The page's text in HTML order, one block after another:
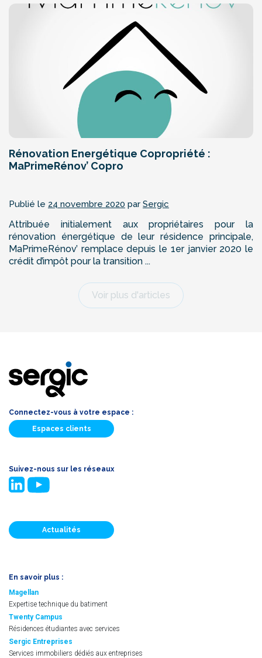
Rénovation Energétique Copropriété :
MaPrimeRénov’ Copro
Publié le 24 novembre 2020 par Sergic
Attribuée initialement aux propriétaires pour la
rénovation énergétique de leur résidence principale,
MaPrimeRénov’ remplace depuis le 1er janvier 2020 le
crédit d’impôt pour la transition ...
Voir plus d'articles
Connectez-vous à votre espace :
Espaces clients
Suivez-nous sur les réseaux
Actualités
En savoir plus :
Magellan
Expertise technique du batiment
Twenty Campus
Résidences étudiantes avec services
Sergic Entreprises
Services immobiliers dédiés aux entreprises